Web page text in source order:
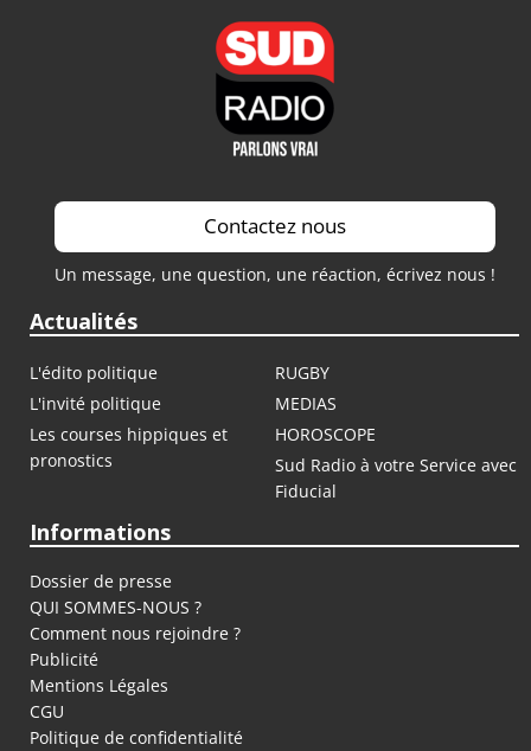
Contactez nous
Un message, une question, une réaction, écrivez nous !
Actualités
L'édito politique
RUGBY
L'invité politique
MEDIAS
Les courses hippiques et
pronostics
HOROSCOPE
Sud Radio à votre Service avec
Fiducial
Informations
Dossier de presse
QUI SOMMES-NOUS ?
Comment nous rejoindre ?
Publicité
Mentions Légales
CGU
Politique de confidentialité